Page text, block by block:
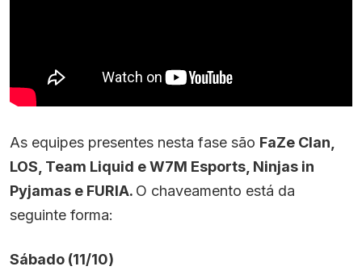
As equipes presentes nesta fase são FaZe Clan,
LOS, Team Liquid e W7M Esports, Ninjas in
Pyjamas e FURIA. O chaveamento está da
seguinte forma:
Sábado (11/10)